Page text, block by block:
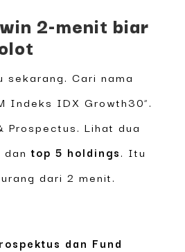
2-menit biar
sekarang. Cari nama
Indeks IDX Growth30”.
Prospectus. Lihat dua
dantop 5 holdings. Itu
dari 2 menit.
dan Fund